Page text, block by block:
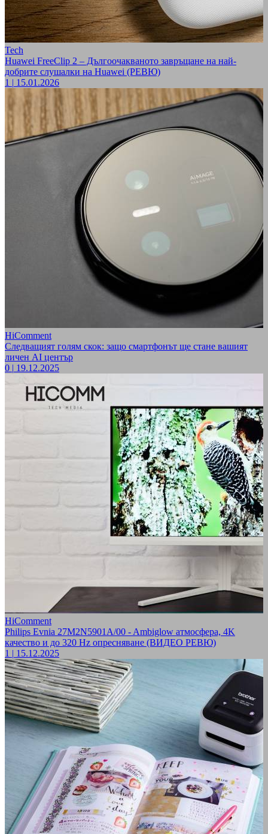
Tech
Huawei FreeClip 2 – Дългоочакваното завръщане на най-
добрите слушалки на Huawei (РЕВЮ)
1 | 15.01.2026
HiComment
Следващият голям скок: защо смартфонът ще стане вашият
личен AI център
0 | 19.12.2025
HiComment
Philips Evnia 27M2N5901A/00 - Ambiglow атмосфера, 4K
качество и до 320 Hz опресняване (ВИДЕО РЕВЮ)
1 | 15.12.2025